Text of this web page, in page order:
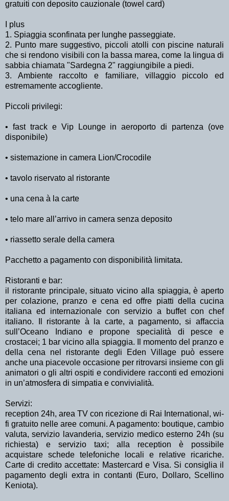
gratuiti con deposito cauzionale (towel card)
I plus
1. Spiaggia sconfinata per lunghe passeggiate.
2. Punto mare suggestivo, piccoli atolli con piscine naturali
che si rendono visibili con la bassa marea, come la lingua di
sabbia chiamata "Sardegna 2" raggiungibile a piedi.
3. Ambiente raccolto e familiare, villaggio piccolo ed
estremamente accogliente.
Piccoli privilegi:
• fast track e Vip Lounge in aeroporto di partenza (ove
disponibile)
• sistemazione in camera Lion/Crocodile
• tavolo riservato al ristorante
• una cena à la carte
• telo mare all’arrivo in camera senza deposito
• riassetto serale della camera
Pacchetto a pagamento con disponibilità limitata.
Ristoranti e bar:
il ristorante principale, situato vicino alla spiaggia, è aperto
per colazione, pranzo e cena ed offre piatti della cucina
italiana ed internazionale con servizio a buffet con chef
italiano. Il ristorante à la carte, a pagamento, si affaccia
sull’Oceano Indiano e propone specialità di pesce e
crostacei; 1 bar vicino alla spiaggia. Il momento del pranzo e
della cena nel ristorante degli Eden Village può essere
anche una piacevole occasione per ritrovarsi insieme con gli
animatori o gli altri ospiti e condividere racconti ed emozioni
in un’atmosfera di simpatia e convivialità.
Servizi:
reception 24h, area TV con ricezione di Rai International, wi-
fi gratuito nelle aree comuni. A pagamento: boutique, cambio
valuta, servizio lavanderia, servizio medico esterno 24h (su
richiesta) e servizio taxi; alla reception è possibile
acquistare schede telefoniche locali e relative ricariche.
Carte di credito accettate: Mastercard e Visa. Si consiglia il
pagamento degli extra in contanti (Euro, Dollaro, Scellino
Keniota).